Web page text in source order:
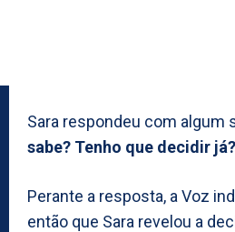
Sara respondeu com algum
sabe? Tenho que decidir
Perante a resposta, a Voz
então que Sara revelou a